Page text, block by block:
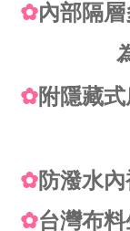
✿內部隔
✿附隱藏
✿防潑水
✿台灣布